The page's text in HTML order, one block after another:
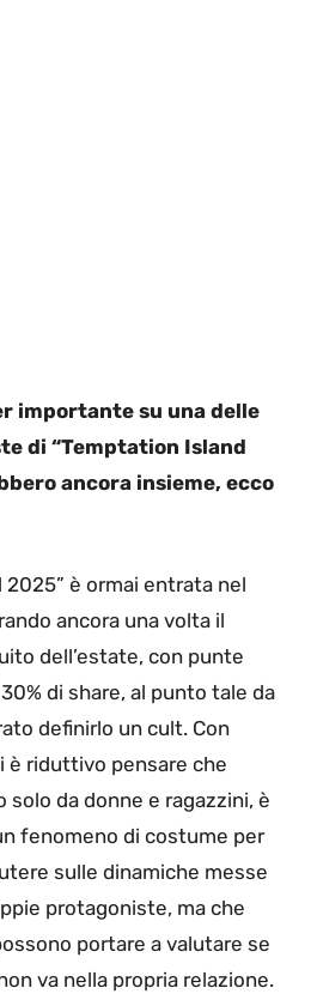
importante su una delle
di “Temptation Island
ancora insieme, ecco
è ormai entrata nel
ancora una volta il
dell’estate, con punte
di share, al punto tale da
definirlo un cult. Con
è riduttivo pensare che
solo da donne e ragazzini, è
fenomeno di costume per
sulle dinamiche messe
protagoniste, ma che
portare a valutare se
va nella propria relazione.